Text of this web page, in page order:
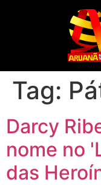
Tag:
Darcy
nome no
das